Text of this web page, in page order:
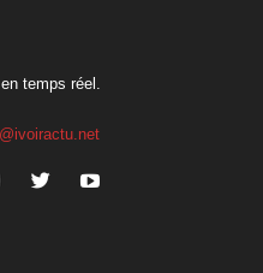
temps réel.